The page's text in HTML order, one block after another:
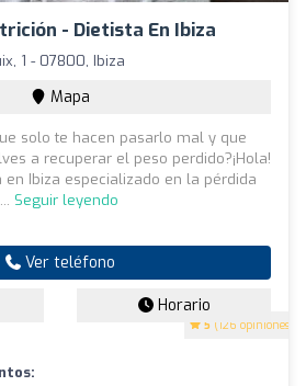
- Dietista En Ibiza
5 (126 opiniones)
1 - 07800, Ibiza
Mapa
solo te hacen pasarlo mal y que
a recuperar el peso perdido?¡Hola!
en Ibiza especializado en la pérdida
Seguir leyendo
Ver teléfono
Horario